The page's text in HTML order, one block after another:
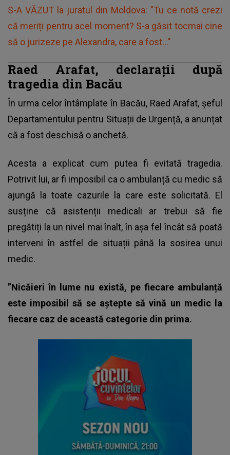
S-A VĂZUT la juratul din Moldova: "Tu ce notă crezi
că meriți pentru acel moment? S-a găsit tocmai cine
să o jurizeze pe Alexandra, care a fost..."
Raed Arafat, declarații după
tragedia din Bacău
În urma celor întâmplate în Bacău, Raed Arafat, șeful
Departamentului pentru Situații de Urgență, a anunțat
că a fost deschisă o anchetă.
Acesta a explicat cum putea fi evitată tragedia.
Potrivit lui, ar fi imposibil ca o ambulanță cu medic să
ajungă la toate cazurile la care este solicitată. El
susține că asistenții medicali ar trebui să fie
pregătiți la un nivel mai înalt, în așa fel încât să poată
interveni în astfel de situații până la sosirea unui
medic.
”Nicăieri în lume nu există, pe fiecare ambulanță
este imposibil să se aștepte să vină un medic la
fiecare caz de această categorie din prima.